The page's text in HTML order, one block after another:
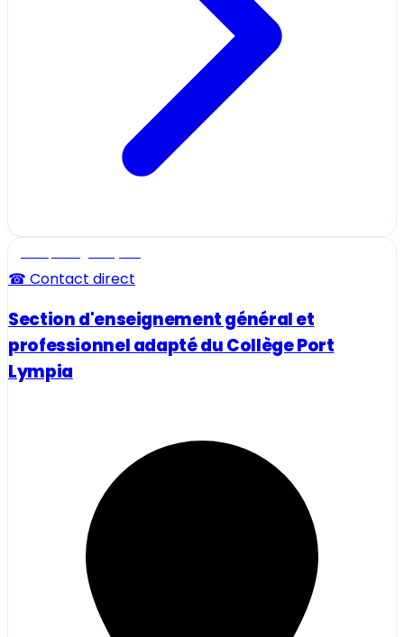
☎ Contact direct
Section d'enseignement général et
professionnel adapté du Collège Port
Lympia